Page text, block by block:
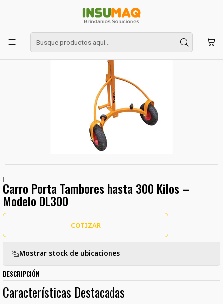
Inicio
Transpaletas
Carro Porta Tambores hasta 300 Kilos – Modelo DL300
|
Carro Porta Tambores hasta 300 Kilos –
Modelo DL300
COTIZAR
Mostrar stock de ubicaciones
DESCRIPCIÓN
Características Destacadas